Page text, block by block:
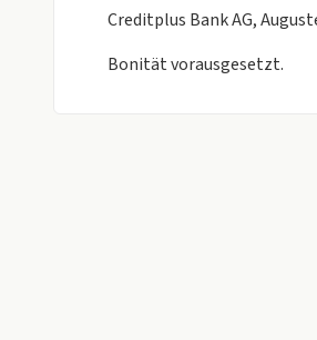
Creditplus Bank AG,
Bonität vorausgesetzt.